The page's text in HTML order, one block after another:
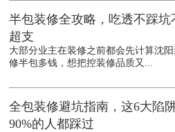
半包装修全攻略，吃透不踩坑
超支
大部分业主在装修之前都会先计算沈阳
修半包多钱，想把控装修品质又...
全包装修避坑指南，这6大陷
90%的人都踩过